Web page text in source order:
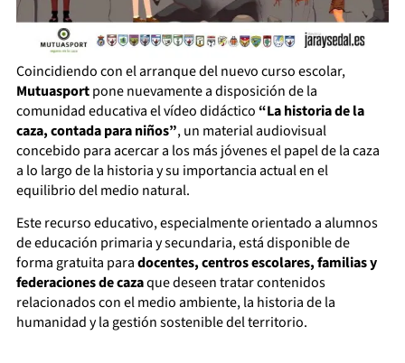
Coincidiendo con el arranque del nuevo curso escolar,
Mutuasportpone nuevamente a disposición de la
comunidad educativa el vídeo didáctico “La historia de la
caza, contada para niños”, un material audiovisual
concebido para acercar a los más jóvenes el papel de la caza
a lo largo de la historia y su importancia actual en el
equilibrio del medio natural.
Este recurso educativo, especialmente orientado a alumnos
de educación primaria y secundaria, está disponible de
forma gratuita paradocentes, centros escolares, familias y
federaciones de cazaque deseen tratar contenidos
relacionados con el medio ambiente, la historia de la
humanidad y la gestión sostenible del territorio.